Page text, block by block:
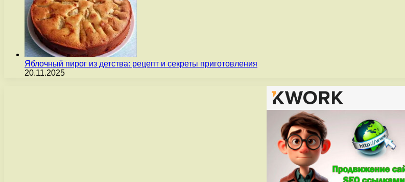
Яблочный пирог из детства: рецепт и секреты приготовления
20.11.2025